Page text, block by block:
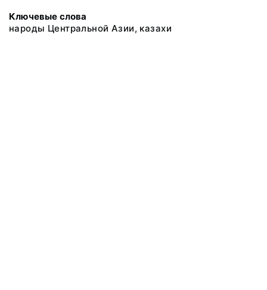
Ключевые слова
народы Центральной Азии, казахи